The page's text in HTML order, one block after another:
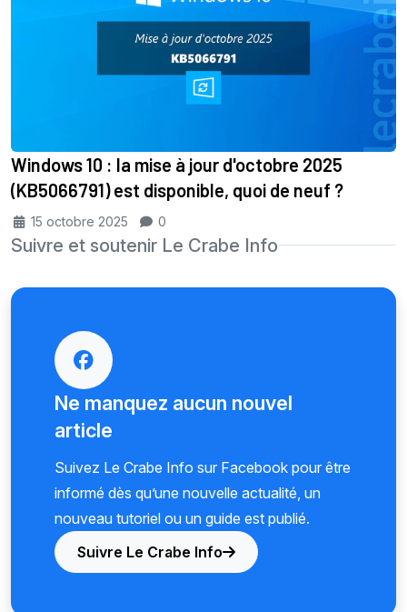
Windows 10 : la mise à jour d'octobre 2025
(KB5066791) est disponible, quoi de neuf ?
15 octobre 2025 0
Suivre et soutenir Le Crabe Info
Ne manquez aucun nouvel
article
Suivez Le Crabe Info sur Facebook pour être
informé dès qu’une nouvelle actualité, un
nouveau tutoriel ou un guide est publié.
Suivre Le Crabe Info